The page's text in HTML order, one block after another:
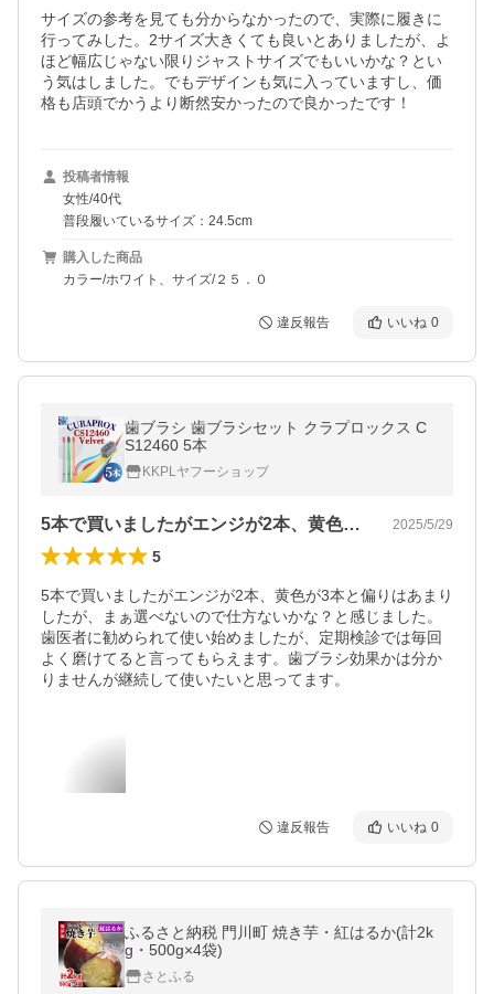
サイズの参考を見ても分からなかったので、実際に履きに
行ってみした。2サイズ大きくても良いとありましたが、よ
ほど幅広じゃない限りジャストサイズでもいいかな？とい
う気はしました。でもデザインも気に入っていますし、価
格も店頭でかうより断然安かったので良かったです！
投稿者情報
女性/40代
普段履いているサイズ：24.5cm
購入した商品
カラー/ホワイト、サイズ/２５．０
違反報告 いいね 0
歯ブラシ 歯ブラシセット クラプロックス C
S12460 5本
KKPLヤフーショップ
5本で買いましたがエンジが2本、黄色が… 2025/5/29
5
5本で買いましたがエンジが2本、黄色が3本と偏りはあまり
したが、まぁ選べないので仕方ないかな？と感じました。
歯医者に勧められて使い始めましたが、定期検診では毎回
よく磨けてると言ってもらえます。歯ブラシ効果かは分か
りませんが継続して使いたいと思ってます。
違反報告 いいね 0
ふるさと納税 門川町 焼き芋・紅はるか(計2k
g・500g×4袋)
さとふる